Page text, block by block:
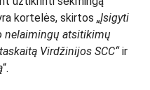
kortelės, skirtos „Įsigyti
nelaimingų atsitikimų
Virdžinijos SCC“ir
“.